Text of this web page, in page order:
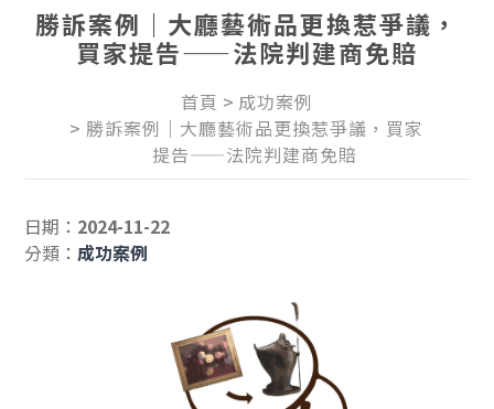
勝訴案例｜大廳藝術品更換惹爭議，
買家提告——法院判建商免賠
首頁
成功案例
勝訴案例｜大廳藝術品更換惹爭議，買家
提告——法院判建商免賠
日期： 2024-11-22
分類：成功案例